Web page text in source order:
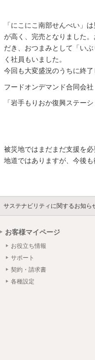
「にこにこ南部せんべい」
が高く、完売となりました
だき、おつまみとして「い
く社員もいました。
今回も大変盛況のうちに終了
フードオンデマンド合同会社
「岩手もりおか復興ステーシ
被災地ではまだまだ支援を
地道ではありますが、今後
サステナビリティに関するお知ら
お客様マイページ
お役立ち情報
サポート
契約・請求書
各種設定